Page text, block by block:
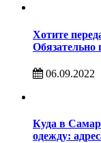
Хотите
Обязательно
06.09.2022
Куда в
одежду: